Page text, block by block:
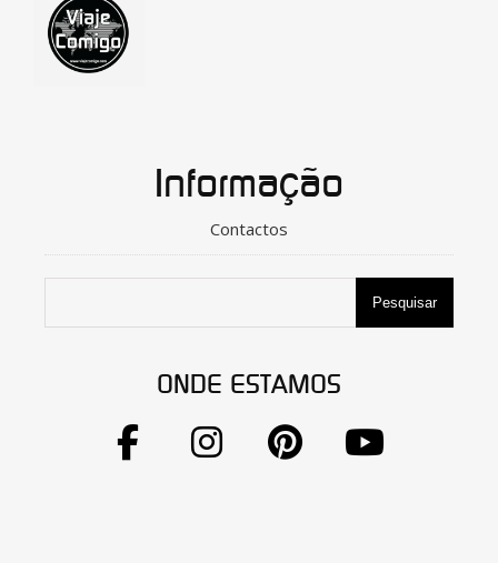
Informação
Contactos
Pesquisar
ONDE ESTAMOS